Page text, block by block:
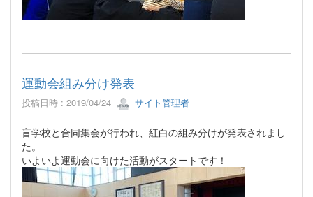
運動会組み分け発表
投稿日時 : 2019/04/24 サイト管理者
盲学校と合同集会が行われ、紅白の組み分けが発表されまし
た。
いよいよ運動会に向けた活動がスタートです！